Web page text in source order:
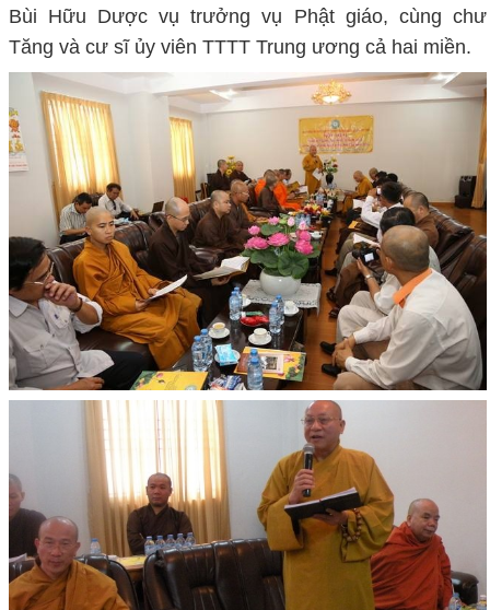
Bùi Hữu Dược vụ trưởng vụ Phật giáo, cùng chư
Tăng và cư sĩ ủy viên TTTT Trung ương cả hai miền.